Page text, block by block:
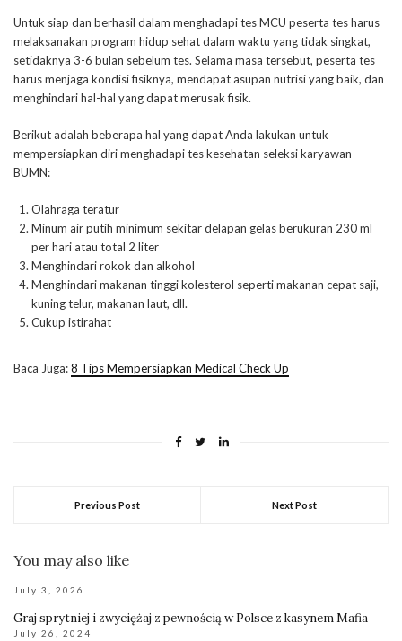
Untuk siap dan berhasil dalam menghadapi tes MCU peserta tes harus
melaksanakan program hidup sehat dalam waktu yang tidak singkat,
setidaknya 3-6 bulan sebelum tes. Selama masa tersebut, peserta tes
harus menjaga kondisi fisiknya, mendapat asupan nutrisi yang baik, dan
menghindari hal-hal yang dapat merusak fisik.
Berikut adalah beberapa hal yang dapat Anda lakukan untuk
mempersiapkan diri menghadapi tes kesehatan seleksi karyawan
BUMN:
Olahraga teratur
Minum air putih minimum sekitar delapan gelas berukuran 230 ml
per hari atau total 2 liter
Menghindari rokok dan alkohol
Menghindari makanan tinggi kolesterol seperti makanan cepat saji,
kuning telur, makanan laut, dll.
Cukup istirahat
Baca Juga:8 Tips Mempersiapkan Medical Check Up
Previous Post Next Post
You may also like
July 3, 2026
Graj sprytniej i zwyciężaj z pewnością w Polsce z kasynem Mafia
July 26, 2024